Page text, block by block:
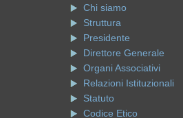
Chi siamo
Struttura
Presidente
Direttore Generale
Organi Associativi
Relazioni Istituzionali
Statuto
Codice Etico